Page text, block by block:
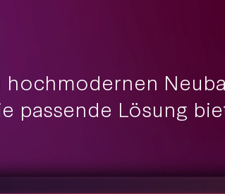
passende Lösung